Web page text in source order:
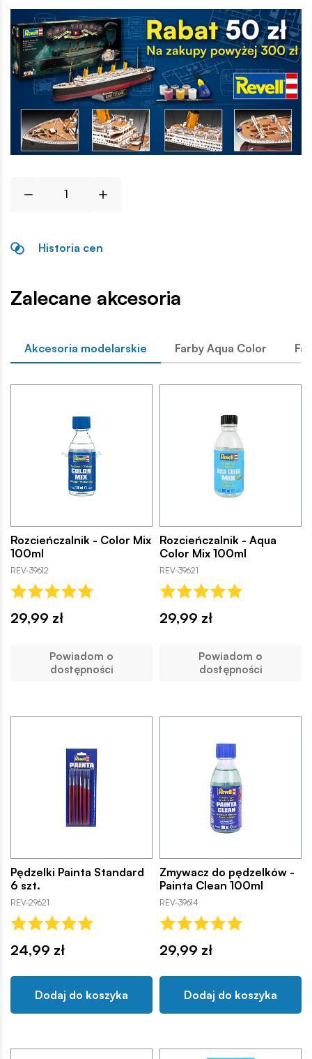
Historia cen
Zalecane akcesoria
Akcesoria modelarskie Farby Aqua Color
Rozcieńczalnik - Color Mix
100ml
REV-39612
29,99 zł
Powiadom o
dostępności
Rozcieńczalnik - Aqua
Color Mix 100ml
REV-39621
29,99 zł
Powiadom o
dostępności
Pędzelki Painta Standard
6 szt.
REV-29621
24,99 zł
Dodaj do koszyka
Zmywacz do pędzelków -
Painta Clean 100ml
REV-39614
29,99 zł
Dodaj do koszyka